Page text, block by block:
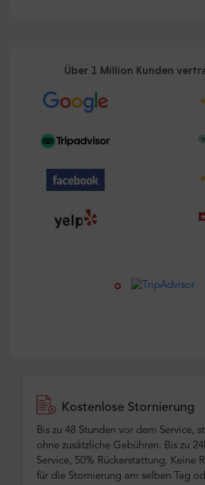
Über 1 Million Kunden
Kostenlose Stornierung
Bis zu 48 Stunden vor dem Service,
ohne zusätzliche Gebühren. Bis zu
Service, 50% Rückerstattung. Keine
für die Stornierung am selben Tag